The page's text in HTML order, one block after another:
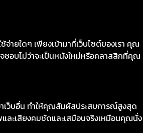
ายใดๆ เพียงเข้ามาที่เว็บไซต์ของเรา คุณ
อบไม่ว่าจะเป็นหนังใหม่หรือคลาสสิกที่คุณ
เว็บอื่น ทำให้คุณสัมผัสประสบการณ์สูงสุด
ละเสียงคมชัดและเสมือนจริงเหมือนคุณนั่ง